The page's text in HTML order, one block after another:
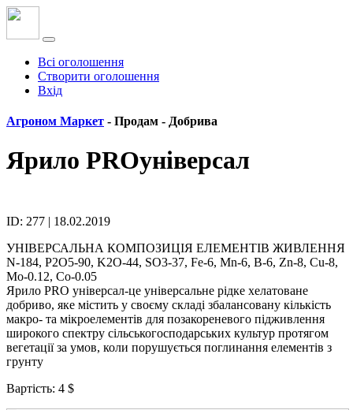
Всі оголошення
Створити оголошення
Вхід
Агроном Маркет - Продам - Добрива
Ярило PROуніверсал
ID: 277 | 18.02.2019
УНІВЕРСАЛЬНА КОМПОЗИЦІЯ ЕЛЕМЕНТІВ ЖИВЛЕННЯ
N-184, P2O5-90, K2O-44, SO3-37, Fe-6, Mn-6, B-6, Zn-8, Cu-8,
Mo-0.12, Co-0.05
Ярило PRO універсал-це універсальне рідке хелатоване
добриво, яке містить у своєму складі збалансовану кількість
макро- та мікроелементів для позакореневого підживлення
широкого спектру сільськогосподарських культур протягом
вегетації за умов, коли порушується поглинання елементів з
грунту
Вартість: 4 $